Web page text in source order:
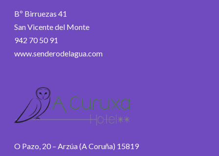
Bº Birruezas 41
San Vicente del Monte
942 70 50 91
www.senderodelagua.com
O Pazo, 20 – Arzúa (A Coruña) 15819